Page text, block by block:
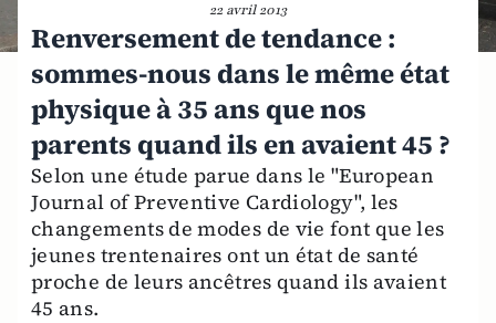
22 avril 2013
Renversement de tendance :
sommes-nous dans le même état
physique à 35 ans que nos
parents quand ils en avaient 45 ?
Selon une étude parue dans le "European
Journal of Preventive Cardiology", les
changements de modes de vie font que les
jeunes trentenaires ont un état de santé
proche de leurs ancêtres quand ils avaient
45 ans.